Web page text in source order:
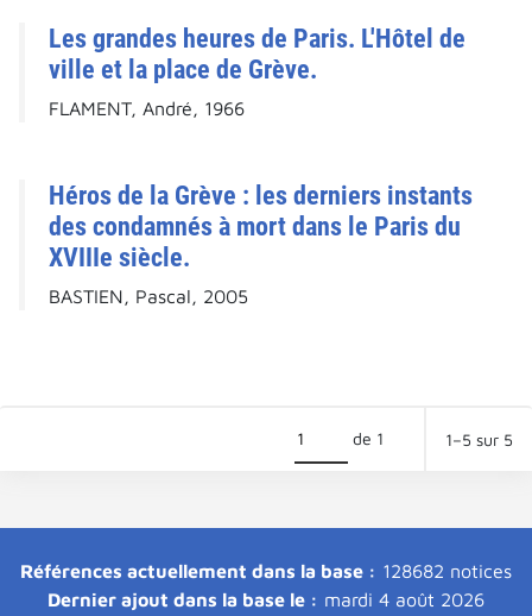
Les grandes heures de Paris. L'Hôtel de
ville et la place de Grève.
FLAMENT, André, 1966
Héros de la Grève : les derniers instants
des condamnés à mort dans le Paris du
XVIIIe siècle.
BASTIEN, Pascal, 2005
de 1 1–5 sur 5
Références actuellement dans la base : 128682 notices
Dernier ajout dans la base le : mardi 4 août 2026